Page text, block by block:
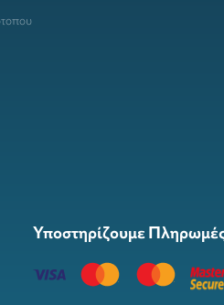
Υποστηρίζουμε